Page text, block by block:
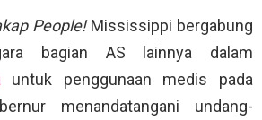
People!Mississippi bergabung
bagian AS lainnya dalam
untuk penggunaan medis pada
menandatangani undang-